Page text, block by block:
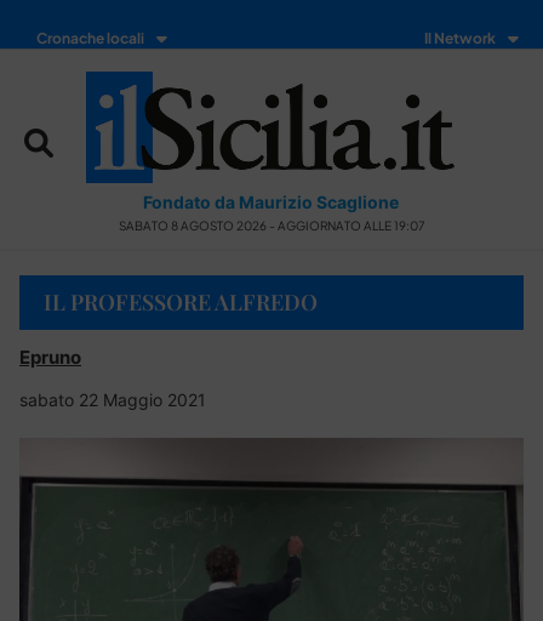
Cronache locali Il Network
Fondato da Maurizio Scaglione
SABATO 8 AGOSTO 2026 - AGGIORNATO ALLE 19:07
IL PROFESSORE ALFREDO
Epruno
sabato 22 Maggio 2021